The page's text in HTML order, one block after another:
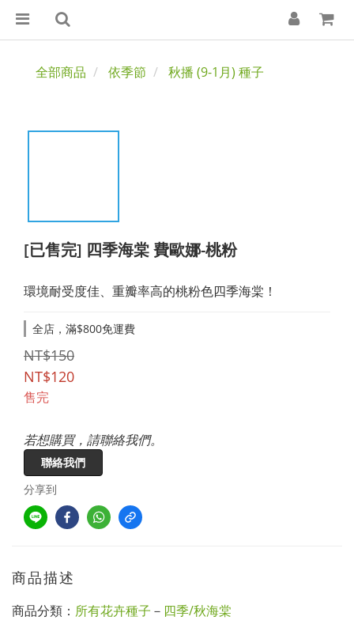
全部商品 依季節 秋播 (9-1月) 種子
[已售完] 四季海棠 費歐娜-桃粉
環境耐受度佳、重瓣率高的桃粉色四季海棠！
全店，滿$800免運費
NT$150
NT$120
售完
若想購買，請聯絡我們。
聯絡我們
分享到
商品描述
商品分類： 所有花卉種子 － 四季/秋海棠